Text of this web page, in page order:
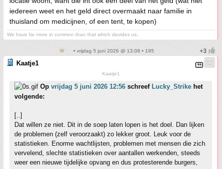
iedereen weet en het geld direct overmaakt naar familie in
thuisland om medicijnen, of een tent, te kopen)
We have far more in common than that which devides us..
• vrijdag 5 juni 2026 @ 13:08 • 195
Kaatje1
Kaatje1
Op vrijdag 5 juni 2026 12:56 schreef Lucky_Strike het
volgende:
[..]
Dat willen ze niet. Dit in de soep laten lopen is het doel. Dan lijken
de problemen (zelf veroorzaakt) zo lekker groot. Leuk voor de
statistieken. Enorme wachtlijsten, problemen met mensen die zich
vervelend, slechte statistieken over aantallen werkenden, steeds
weer een nieuwe tijdelijke opvang en dus protesterende burgers,